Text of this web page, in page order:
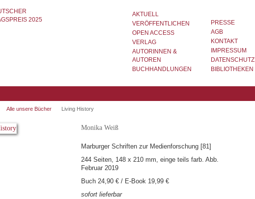
AKTUELL
VERÖFFENTLICHEN
OPEN ACCESS
VERLAG
AUTORINNEN &
AUTOREN
BUCHHANDLUNGEN
PRESSE
AGB
KONTAKT
IMPRESSUM
DATENSCHUTZ
BIBLIOTHEKEN
Alle unsere Bücher Living History
Monika Weiß
Marburger Schriften zur Medienforschung [81]
244 Seiten, 148 x 210 mm, einge teils farb. Abb.
Februar 2019
Buch 24,90 € / E-Book 19,99 €
sofort lieferbar